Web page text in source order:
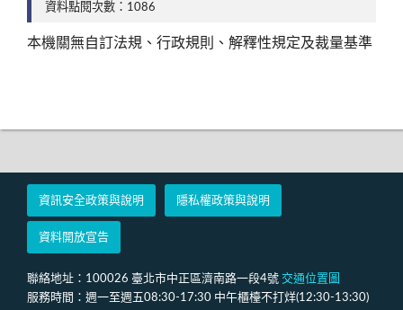
資料點閱次數：1086
本機關無自訂法規、行政規則、解釋性規定及裁量基準
資訊安全政策與說明 隱私權政策與說明
資料開放宣告
聯絡地址：100026 臺北市中正區濟南路一段4號 交通位置圖
服務時間：週一至週五08:30-17:30 中午櫃檯不打烊(12:30-13:30)